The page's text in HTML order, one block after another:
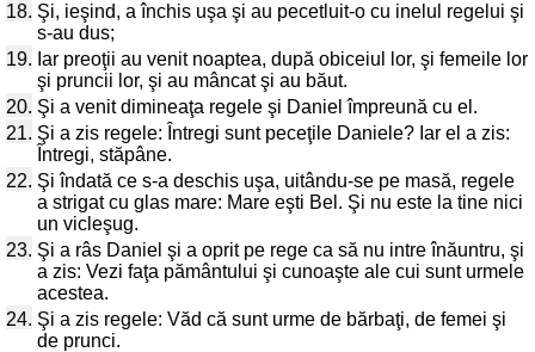
18. Şi, ieşind, a închis uşa şi au pecetluit-o cu inelul regelui şi
s-au dus;
19. Iar preoţii au venit noaptea, după obiceiul lor, şi femeile lor
şi pruncii lor, şi au mâncat şi au băut.
20. Şi a venit dimineaţa regele şi Daniel împreună cu el.
21. Şi a zis regele: Întregi sunt peceţile Daniele? Iar el a zis:
Întregi, stăpâne.
22. Şi îndată ce s-a deschis uşa, uitându-se pe masă, regele
a strigat cu glas mare: Mare eşti Bel. Şi nu este la tine nici
un vicleşug.
23. Şi a râs Daniel şi a oprit pe rege ca să nu intre înăuntru, şi
a zis: Vezi faţa pământului şi cunoaşte ale cui sunt urmele
acestea.
24. Şi a zis regele: Văd că sunt urme de bărbaţi, de femei şi
de prunci.